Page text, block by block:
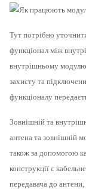
Тут потрібно
функціонал між
внутрішньому
захисту та
функціоналу
Зовнішній та
антена та зовнішній
також за допомогою
конструкції є
передавача до